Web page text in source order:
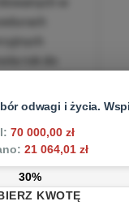
rok do
i obejmuje
jedną trzecią
poczętych.
WIĘCEJ
odwagi i życia.
21 064,01 zł
70 000,00 zł
30%
KWOTĘ